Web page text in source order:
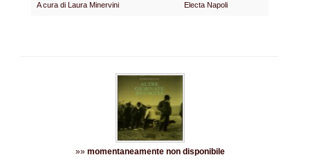
A cura di Laura Minervini Electa Napoli
»» momentaneamente non disponibile